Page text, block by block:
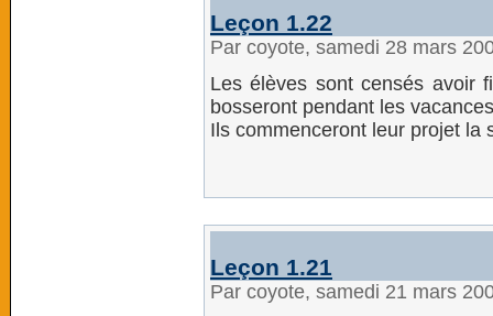
Leçon 1.22
Par coyote, samedi 28 mars
Les élèves sont censés avoir
bosseront pendant les
Ils commenceront leur projet la
Leçon 1.21
Par coyote, samedi 21 mars